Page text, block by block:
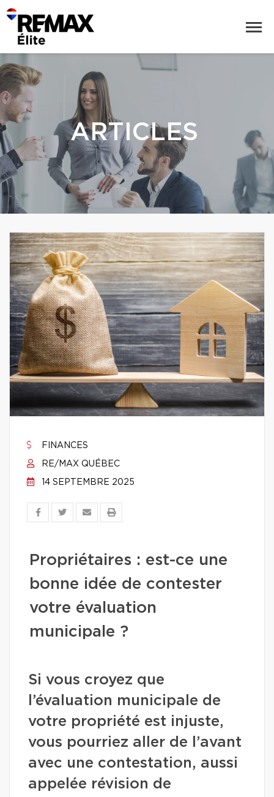
ARTICLES
FINANCES
RE/MAX QUÉBEC
14 SEPTEMBRE 2025
Propriétaires : est-ce une
bonne idée de contester
votre évaluation
municipale ?
Si vous croyez que
l’évaluation municipale de
votre propriété est injuste,
vous pourriez aller de l’avant
avec une contestation, aussi
appelée révision de